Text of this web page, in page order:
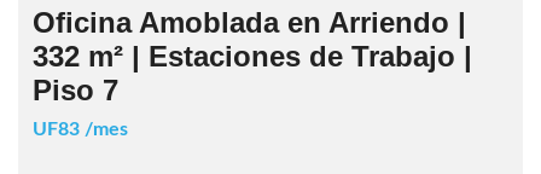
Oficina Amoblada en Arriendo |
332 m² | Estaciones de Trabajo |
Piso 7
UF83 /mes